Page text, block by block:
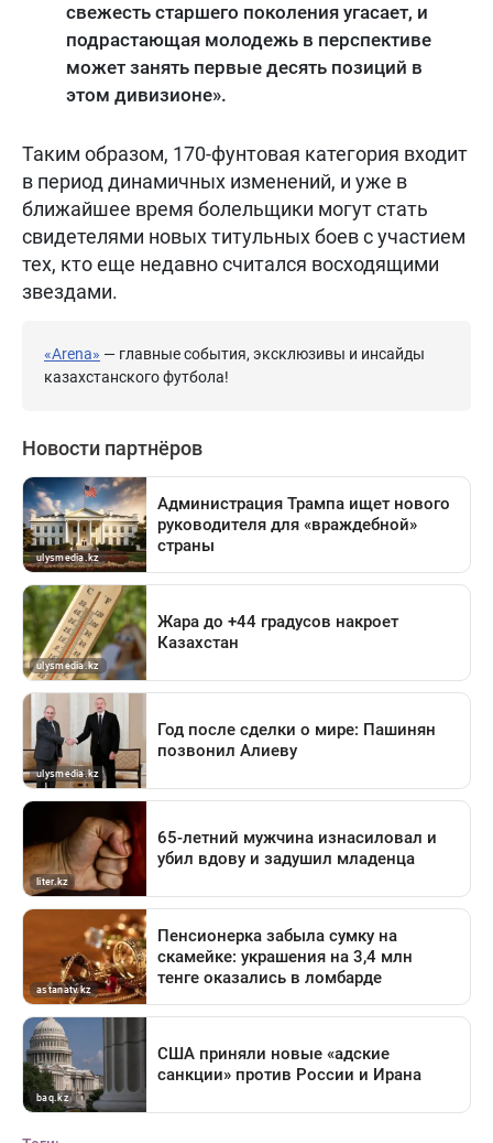
свежесть старшего поколения угасает, и
подрастающая молодежь в перспективе
может занять первые десять позиций в
этом дивизионе».
Таким образом, 170-фунтовая категория входит
в период динамичных изменений, и уже в
ближайшее время болельщики могут стать
свидетелями новых титульных боев с участием
тех, кто еще недавно считался восходящими
звездами.
«Arena» — главные события, эксклюзивы и инсайды
казахстанского футбола!